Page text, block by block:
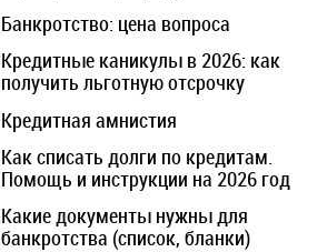
Банкротство: цена вопроса
Кредитные каникулы в 2026: как
получить льготную отсрочку
Кредитная амнистия
Как списать долги по кредитам.
Помощь и инструкции на 2026 год
Какие документы нужны для
банкротства (список, бланки)